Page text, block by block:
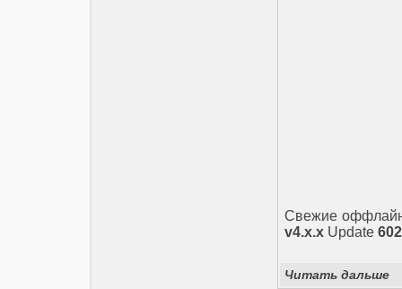
Свежие
v4.x.x Update
Читать дальше